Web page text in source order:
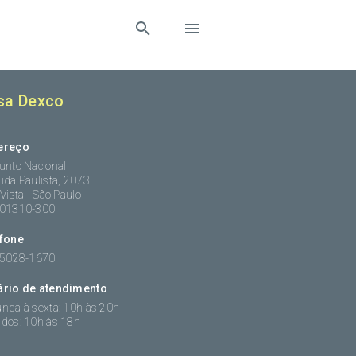
Dexco
Nacional
Paulista, 2073
- São Paulo
300
1670
de atendimento
à sexta: 10h às 20h
10h às 18h